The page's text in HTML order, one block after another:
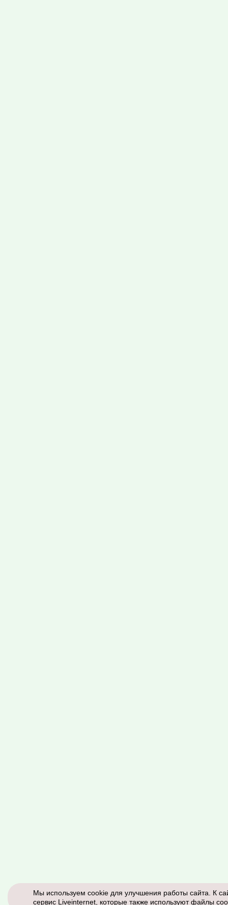
Мы используем cookie для улучшения работы сайта. К
сервис Liveinternet, которые также используют файлы